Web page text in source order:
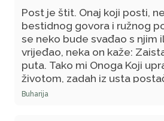
Post je štit. Onaj koji posti,
bestidnog govora i ružnog
se neko bude svađao s njim
vrijeđao, neka on kaže:
puta. Tako mi Onoga Koji
životom, zadah iz usta
od mirisa miska. On ostavlja
Buharija